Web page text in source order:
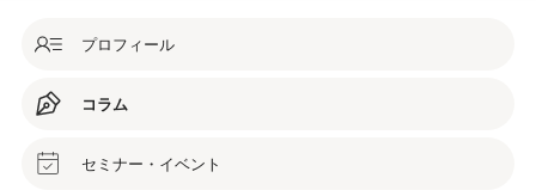
プロフィール
コラム
セミナー・イベント